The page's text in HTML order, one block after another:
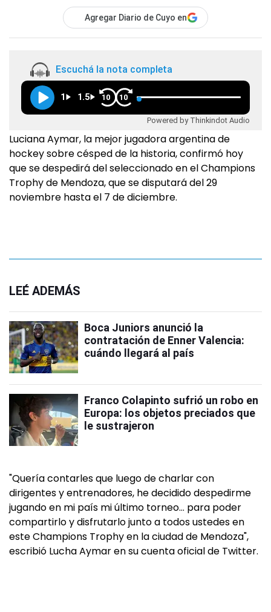
Agregar Diario de Cuyo en
Escuchá la nota completa
1 1.5 10 10
Powered by Thinkindot Audio
Luciana Aymar, la mejor jugadora argentina de
hockey sobre césped de la historia, confirmó hoy
que se despedirá del seleccionado en el Champions
Trophy de Mendoza, que se disputará del 29
noviembre hasta el 7 de diciembre.
LEÉ ADEMÁS
Boca Juniors anunció la
contratación de Enner Valencia:
cuándo llegará al país
Franco Colapinto sufrió un robo en
Europa: los objetos preciados que
le sustrajeron
"Quería contarles que luego de charlar con
dirigentes y entrenadores, he decidido despedirme
jugando en mi país mi último torneo… para poder
compartirlo y disfrutarlo junto a todos ustedes en
este Champions Trophy en la ciudad de Mendoza",
escribió Lucha Aymar en su cuenta oficial de Twitter.